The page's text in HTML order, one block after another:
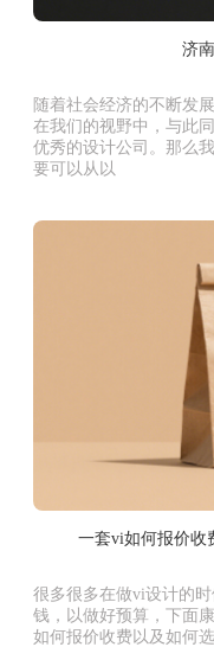
济
随着社会经济的不断发
在我们的视野中，与此
优秀的设计公司。那么
要可以从以
一套vi如何报价收
很多很多在做vi设计的
钱，以做好预算，下面
如何报价收费以及如何